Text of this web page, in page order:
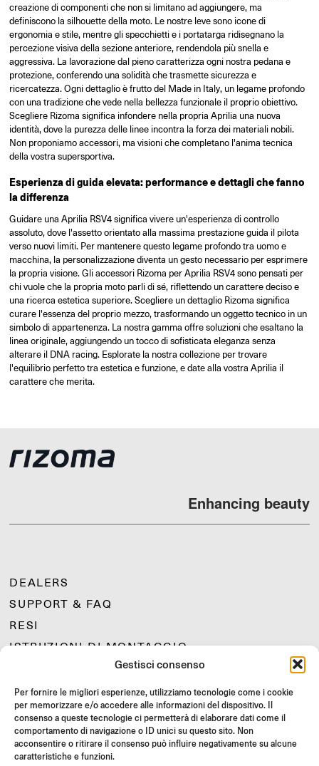
Gestisci consenso
Per fornire le migliori esperienze, utilizziamo tecnologie come i cookie
per memorizzare e/o accedere alle informazioni del dispositivo. Il
consenso a queste tecnologie ci permetterà di elaborare dati come il
comportamento di navigazione o ID unici su questo sito. Non
acconsentire o ritirare il consenso può influire negativamente su alcune
caratteristiche e funzioni.
creazione di componenti che non si limitano ad aggiungere, ma
definiscono la silhouette della moto. Le nostre leve sono icone di
ergonomia e stile, mentre gli specchietti e i portatarga ridisegnano la
percezione visiva della sezione anteriore, rendendola più snella e
aggressiva. La lavorazione dal pieno caratterizza ogni nostra pedana e
protezione, conferendo una solidità che trasmette sicurezza e
ricercatezza. Ogni dettaglio è frutto del Made in Italy, un legame profondo
con una tradizione che vede nella bellezza funzionale il proprio obiettivo.
Scegliere Rizoma significa infondere nella propria Aprilia una nuova
identità, dove la purezza delle linee incontra la forza dei materiali nobili.
Non proponiamo accessori, ma visioni che completano l'anima tecnica
della vostra supersportiva.
Esperienza di guida elevata: performance e dettagli che fanno
la differenza
Guidare una Aprilia RSV4 significa vivere un'esperienza di controllo
assoluto, dove l'assetto orientato alla massima prestazione guida il pilota
verso nuovi limiti. Per mantenere questo legame profondo tra uomo e
macchina, la personalizzazione diventa un gesto necessario per esprimere
la propria visione. Gli accessori Rizoma per Aprilia RSV4 sono pensati per
chi vuole che la propria moto parli di sé, riflettendo un carattere deciso e
una ricerca estetica superiore. Scegliere un dettaglio Rizoma significa
curare l'essenza del proprio mezzo, trasformando un oggetto tecnico in un
simbolo di appartenenza. La nostra gamma offre soluzioni che esaltano la
linea originale, aggiungendo un tocco di sofisticata eleganza senza
alterare il DNA racing. Esplorate la nostra collezione per trovare
l'equilibrio perfetto tra estetica e funzione, e date alla vostra Aprilia il
carattere che merita.
Enhancing beauty
DEALERS
SUPPORT & FAQ
RESI
ISTRUZIONI DI MONTAGGIO
LIMITED OFFERS
JOIN US
Unisciti alla community Rizoma e accedi a contenuti esclusivi e
offerte speciali!